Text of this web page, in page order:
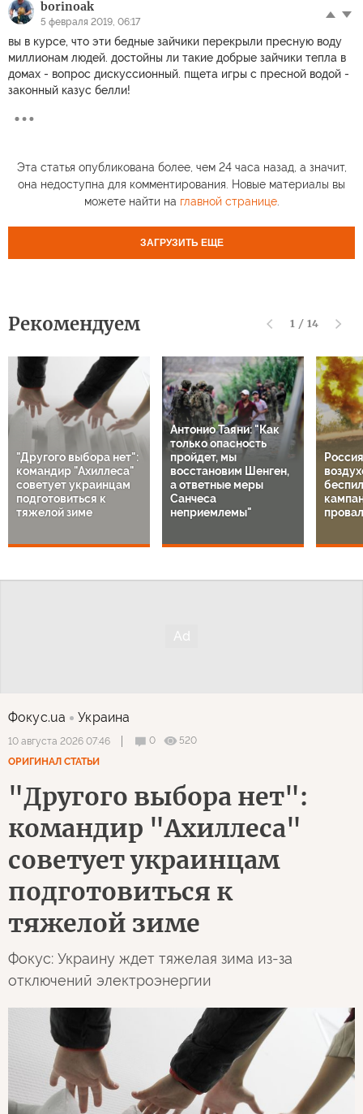
borinoak
5 февраля 2019, 06:17
вы в курсе, что эти бедные зайчики перекрыли пресную воду
миллионам людей. достойны ли такие добрые зайчики тепла в
домах - вопрос дискуссионный. пщета игры с пресной водой -
законный казус белли!
Эта статья опубликована более, чем 24 часа назад, а значит,
она недоступна для комментирования. Новые материалы вы
можете найти на главной странице.
ЗАГРУЗИТЬ ЕЩЕ
Рекомендуем 1 / 14
"Другого выбора нет":
командир "Ахиллеса"
советует украинцам
подготовиться к
тяжелой зиме
Антонио Таяни: "Как
только опасность
пройдет, мы
восстановим Шенген,
а ответные меры
Санчеса
неприемлемы"
Фокус.ua Украина
10 августа 2026 07:46 0
520
ОРИГИНАЛ СТАТЬИ
"Другого выбора нет":
командир "Ахиллеса"
советует украинцам
подготовиться к
тяжелой зиме
Фокус: Украину ждет тяжелая зима из-за
отключений электроэнергии